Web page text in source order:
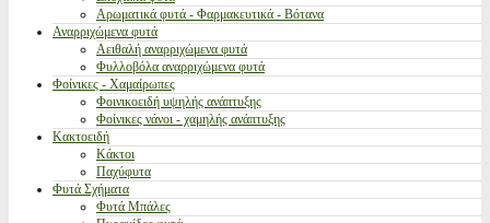
Αρωματικά φυτά - Φαρμακευτικά - Βότανα
Αναρριχώμενα φυτά
Αειθαλή αναρριχώμενα φυτά
Φυλλοβόλα αναρριχώμενα φυτά
Φοίνικες - Χαμαίρωπες
Φοινικοειδή υψηλής ανάπτυξης
Φοίνικες νάνοι - χαμηλής ανάπτυξης
Κακτοειδή
Κάκτοι
Παχύφυτα
Φυτά Σχήματα
Φυτά Μπάλες